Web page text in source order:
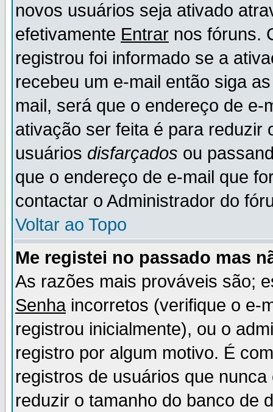
novos usuários seja ativado
efetivamente Entrar nos fóruns.
registrou foi informado se a
recebeu um e-mail então siga
mail, será que o endereço de
ativação ser feita é para reduzir
usuários disfarçados ou
que o endereço de e-mail que
contactar o Administrador do
Voltar ao Topo
Me registei no passado mas
As razões mais prováveis são;
Senhaincorretos (verifique o e-
registrou inicialmente), ou o
registro por algum motivo. É
registros de usuários que
reduzir o tamanho do banco de